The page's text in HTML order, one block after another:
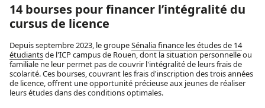
14 bourses pour financer l’intégralité du
cursus de licence
Depuis septembre 2023, le groupeSénalia finance les études de 14
étudiantsde l'ICP campus de Rouen, dont la situation personnelle ou
familiale ne leur permet pas de couvrir l'intégralité de leurs frais de
scolarité. Ces bourses, couvrant les frais d'inscription des trois années
de licence, offrent une opportunité précieuse aux jeunes de réaliser
leurs études dans des conditions optimales.